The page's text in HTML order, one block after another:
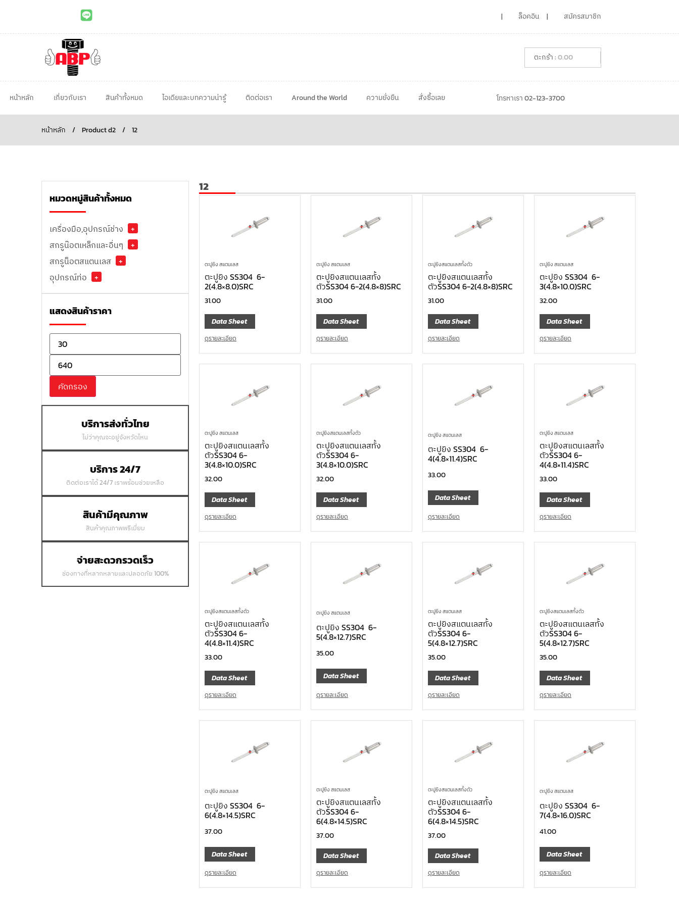
ล็อคอิน สมัครสมาชิก
0.00
หน้าหลัก เกี่ยวกับเรา สินค้าทั้งหมด ไอเดียและบทความน่ารู้ ติดต่อเรา Around the World ความยั่งยืน สั่งซื้อเลย โทรหาเรา 02-123-3700
หน้าหลัก / Product d2 / 12
หมวดหมู่สินค้าทั้งหมด
เครื่องมือ,อุปกรณ์ช่าง
+
สกรูน๊อตเหล็กและอื่นๆ
+
สกรูน็อตสแตนเลส
+
อุปกรณ์ท่อ
+
แสดงสินค้าราคา
คัดกรอง
บริการส่งทั่วไทย
ไม่ว่าคุณจะอยู่จังหวัดไหน
บริการ 24/7
ติดต่อเราได้ 24/7 เราพร้อมช่วยเหลือ
สินค้ามีคุณภาพ
สินค้าคุณภาพพรีเมี่ยม
จ่ายสะดวกรวดเร็ว
ช่องทางที่หลากหลายและปลอดภัย 100%
12
ตะปูยิง สแตนเลส
ตะปูยิง SS304 6-
2(4.8×8.0)SRC
31.00
Data Sheet
ดูรายละเอียด
ตะปูยิง สแตนเลส
ตะปูยิงสแตนเลสทั้ง
ตัวSS304 6-2(4.8×8)SRC
31.00
Data Sheet
ดูรายละเอียด
ตะปูยิงสแตนเลสทั้งตัว
ตะปูยิงสแตนเลสทั้ง
ตัวSS304 6-2(4.8×8)SRC
31.00
Data Sheet
ดูรายละเอียด
ตะปูยิง สแตนเลส
ตะปูยิง SS304 6-
3(4.8×10.0)SRC
32.00
Data Sheet
ดูรายละเอียด
ตะปูยิง สแตนเลส
ตะปูยิงสแตนเลสทั้ง
ตัวSS304 6-
3(4.8×10.0)SRC
32.00
Data Sheet
ดูรายละเอียด
ตะปูยิงสแตนเลสทั้งตัว
ตะปูยิงสแตนเลสทั้ง
ตัวSS304 6-
3(4.8×10.0)SRC
32.00
Data Sheet
ดูรายละเอียด
ตะปูยิง สแตนเลส
ตะปูยิง SS304 6-
4(4.8×11.4)SRC
33.00
Data Sheet
ดูรายละเอียด
ตะปูยิง สแตนเลส
ตะปูยิงสแตนเลสทั้ง
ตัวSS304 6-
4(4.8×11.4)SRC
33.00
Data Sheet
ดูรายละเอียด
ตะปูยิงสแตนเลสทั้งตัว
ตะปูยิงสแตนเลสทั้ง
ตัวSS304 6-
4(4.8×11.4)SRC
33.00
Data Sheet
ดูรายละเอียด
ตะปูยิง สแตนเลส
ตะปูยิง SS304 6-
5(4.8×12.7)SRC
35.00
Data Sheet
ดูรายละเอียด
ตะปูยิง สแตนเลส
ตะปูยิงสแตนเลสทั้ง
ตัวSS304 6-
5(4.8×12.7)SRC
35.00
Data Sheet
ดูรายละเอียด
ตะปูยิงสแตนเลสทั้งตัว
ตะปูยิงสแตนเลสทั้ง
ตัวSS304 6-
5(4.8×12.7)SRC
35.00
Data Sheet
ดูรายละเอียด
ตะปูยิง สแตนเลส
ตะปูยิง SS304 6-
6(4.8×14.5)SRC
37.00
Data Sheet
ดูรายละเอียด
ตะปูยิง สแตนเลส
ตะปูยิงสแตนเลสทั้ง
ตัวSS304 6-
6(4.8×14.5)SRC
37.00
Data Sheet
ดูรายละเอียด
ตะปูยิงสแตนเลสทั้งตัว
ตะปูยิงสแตนเลสทั้ง
ตัวSS304 6-
6(4.8×14.5)SRC
37.00
Data Sheet
ดูรายละเอียด
ตะปูยิง สแตนเลส
ตะปูยิง SS304 6-
7(4.8×16.0)SRC
41.00
Data Sheet
ดูรายละเอียด